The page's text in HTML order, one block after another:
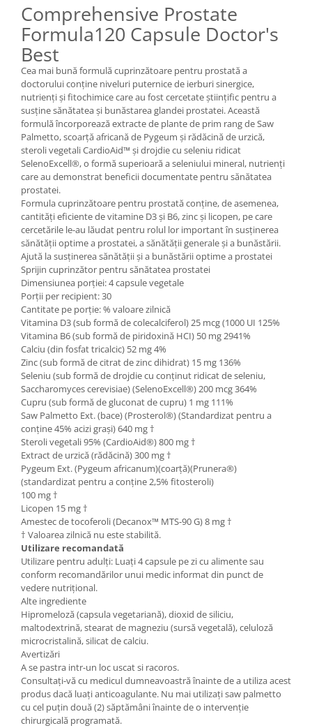
Comprehensive Prostate
Formula120 Capsule Doctor's
Best
Cea mai bună formulă cuprinzătoare pentru prostată a
doctorului conține niveluri puternice de ierburi sinergice,
nutrienți și fitochimice care au fost cercetate științific pentru a
susține sănătatea și bunăstarea glandei prostatei. Această
formulă încorporează extracte de plante de prim rang de Saw
Palmetto, scoarță africană de Pygeum și rădăcină de urzică,
steroli vegetali CardioAid™ și drojdie cu seleniu ridicat
SelenoExcell®, o formă superioară a seleniului mineral, nutrienți
care au demonstrat beneficii documentate pentru sănătatea
prostatei.
Formula cuprinzătoare pentru prostată conține, de asemenea,
cantități eficiente de vitamine D3 și B6, zinc și licopen, pe care
cercetările le-au lăudat pentru rolul lor important în susținerea
sănătății optime a prostatei, a sănătății generale și a bunăstării.
Ajută la susținerea sănătății și a bunăstării optime a prostatei
Sprijin cuprinzător pentru sănătatea prostatei
Dimensiunea porției: 4 capsule vegetale
Porții per recipient: 30
Cantitate pe porție: % valoare zilnică
Vitamina D3 (sub formă de colecalciferol) 25 mcg (1000 UI 125%
Vitamina B6 (sub formă de piridoxină HCI) 50 mg 2941%
Calciu (din fosfat tricalcic) 52 mg 4%
Zinc (sub formă de citrat de zinc dihidrat) 15 mg 136%
Seleniu (sub formă de drojdie cu conținut ridicat de seleniu,
Saccharomyces cerevisiae) (SelenoExcell®️) 200 mcg 364%
Cupru (sub formă de gluconat de cupru) 1 mg 111%
Saw Palmetto Ext. (bace) (Prosterol®) (Standardizat pentru a
conține 45% acizi grași) 640 mg †
Steroli vegetali 95% (CardioAid®) 800 mg †
Extract de urzică (rădăcină) 300 mg †
Pygeum Ext. (Pygeum africanum)(coarță)(Prunera®)
(standardizat pentru a conține 2,5% fitosteroli)
100 mg †
Licopen 15 mg †
Amestec de tocoferoli (Decanox™ MTS-90 G) 8 mg †
† Valoarea zilnică nu este stabilită.
Utilizare recomandată
Utilizare pentru adulți: Luați 4 capsule pe zi cu alimente sau
conform recomandărilor unui medic informat din punct de
vedere nutrițional.
Alte ingrediente
Hipromeloză (capsula vegetariană), dioxid de siliciu,
maltodextrină, stearat de magneziu (sursă vegetală), celuloză
microcristalină, silicat de calciu.
Avertizări
A se pastra intr-un loc uscat si racoros.
Consultați-vă cu medicul dumneavoastră înainte de a utiliza acest
produs dacă luați anticoagulante. Nu mai utilizați saw palmetto
cu cel puțin două (2) săptămâni înainte de o intervenție
chirurgicală programată.